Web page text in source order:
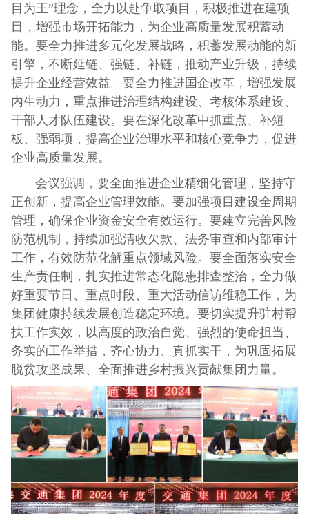
目为王”理念，全力以赴争取项目，积极推进在建项
目，增强市场开拓能力，为企业高质量发展积蓄动
能。要全力推进多元化发展战略，积蓄发展动能的新
引擎，不断延链、强链、补链，推动产业升级，持续
提升企业经营效益。要全力推进国企改革，增强发展
内生动力，重点推进治理结构建设、考核体系建设、
干部人才队伍建设。要在深化改革中抓重点、补短
板、强弱项，提高企业治理水平和核心竞争力，促进
企业高质量发展。
会议强调，要全面推进企业精细化管理，坚持守
正创新，提高企业管理效能。要加强项目建设全周期
管理，确保企业资金安全有效运行。要建立完善风险
防范机制，持续加强清收欠款、法务审查和内部审计
工作，有效防范化解重点领域风险。要全面落实安全
生产责任制，扎实推进常态化隐患排查整治，全力做
好重要节日、重点时段、重大活动信访维稳工作，为
集团健康持续发展创造稳定环境。要切实提升驻村帮
扶工作实效，以高度的政治自觉、强烈的使命担当、
务实的工作举措，齐心协力、真抓实干，为巩固拓展
脱贫攻坚成果、全面推进乡村振兴贡献集团力量。